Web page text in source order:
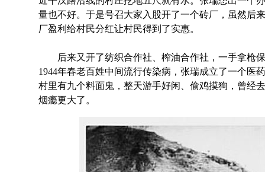
量也不好。于是号召大家入股开了一个砖厂，虽然后
厂盈利给村民分红让村民得到了实惠。
后来又开了纺织合作社、榨油合作社，一手拿枪保
1944年春老百姓中间流行传染病，张瑞成立了一个医
村里有九个料面鬼，整天游手好闲、偷鸡摸狗，曾经
烟瘾更大了。